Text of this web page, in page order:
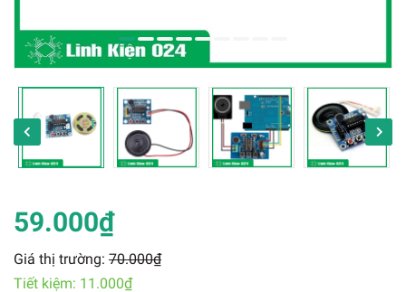
59.000₫
Giá thị trường: 70.000₫
Tiết kiệm: 11.000₫